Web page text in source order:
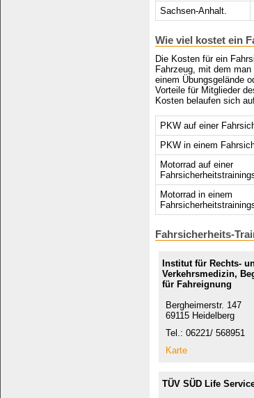
Sachsen-Anhalt.
Wie viel kostet ein
Die Kosten für ein
Fahrzeug, mit dem
einem Übungsgelände
Vorteile für Mitglieder
Kosten belaufen sich
PKW auf einer
PKW in einem
Motorrad auf einer
Motorrad in einem
Fahrsicherheits-
Institut für Rechts-
Verkehrsmedizin,
für Fahreignung
Bergheimerstr. 147
69115 Heidelberg
Tel.: 06221/ 568951
Karte
TÜV SÜD Life